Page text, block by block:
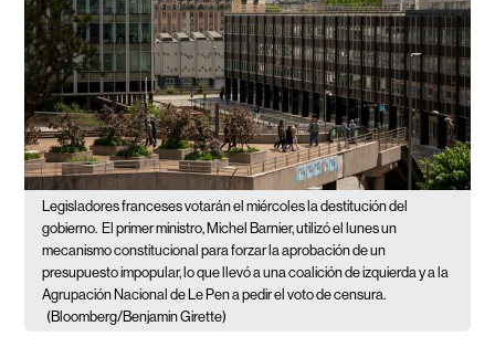
Legisladores franceses votarán el miércoles la destitución del
gobierno. El primer ministro, Michel Barnier, utilizó el lunes un
mecanismo constitucional para forzar la aprobación de un
presupuesto impopular, lo que llevó a una coalición de izquierda y a la
Agrupación Nacional de Le Pen a pedir el voto de censura.
(Bloomberg/Benjamin Girette)